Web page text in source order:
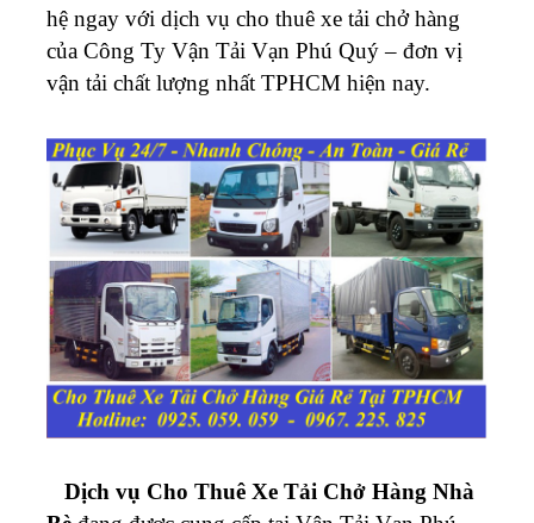
hệ ngay với dịch vụ cho thuê xe tải chở hàng
của Công Ty Vận Tải Vạn Phú Quý – đơn vị
vận tải chất lượng nhất TPHCM hiện nay.
Dịch vụ Cho Thuê Xe Tải Chở Hàng Nhà